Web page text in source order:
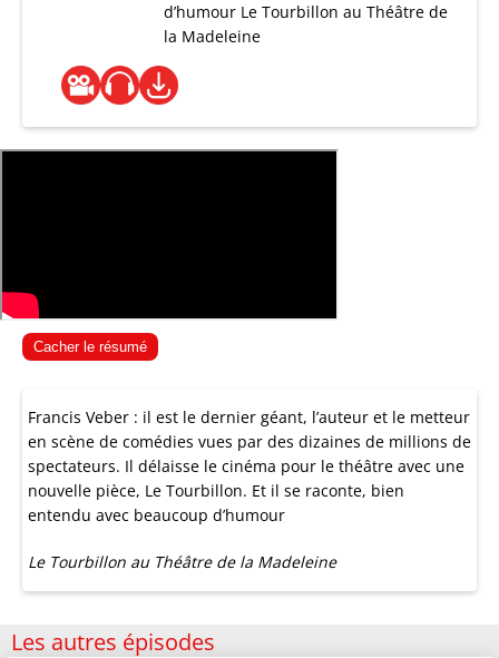
d’humour Le Tourbillon au Théâtre de
la Madeleine
Cacher le résumé
Francis Veber : il est le dernier géant, l’auteur et le metteur
en scène de comédies vues par des dizaines de millions de
spectateurs. Il délaisse le cinéma pour le théâtre avec une
nouvelle pièce, Le Tourbillon. Et il se raconte, bien
entendu avec beaucoup d’humour
Le Tourbillon au Théâtre de la Madeleine
Les autres épisodes